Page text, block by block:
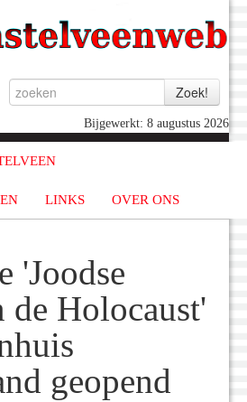
Bijgewerkt: 8 augustus 2026
LINKS OVER ONS
'Joodse
de Holocaust'
geopend